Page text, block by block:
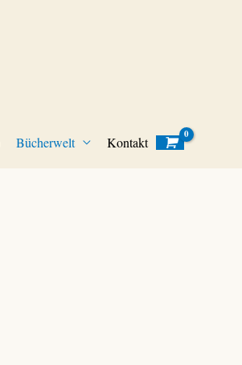
Bücherwelt Kontakt